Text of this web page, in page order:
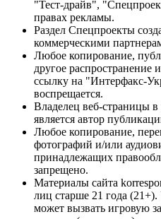
"Тест-драйв",
правах рекламы.
Раздел Спецпроекты
коммерческими
Любое копирование,
другое распространение
ссылку на "Интерфакс-
воспрещается.
Владелец веб-страницы
является автор
Любое копирование,
фотографий и/или
принадлежащих
запрещено.
Материалы сайта
лиц старше 21 года
может вызвать игровую